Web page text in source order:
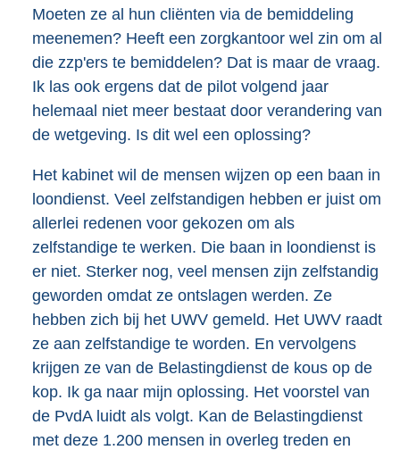
Moeten ze al hun cliënten via de bemiddeling
meenemen? Heeft een zorgkantoor wel zin om al
die zzp'ers te bemiddelen? Dat is maar de vraag.
Ik las ook ergens dat de pilot volgend jaar
helemaal niet meer bestaat door verandering van
de wetgeving. Is dit wel een oplossing?
Het kabinet wil de mensen wijzen op een baan in
loondienst. Veel zelfstandigen hebben er juist om
allerlei redenen voor gekozen om als
zelfstandige te werken. Die baan in loondienst is
er niet. Sterker nog, veel mensen zijn zelfstandig
geworden omdat ze ontslagen werden. Ze
hebben zich bij het UWV gemeld. Het UWV raadt
ze aan zelfstandige te worden. En vervolgens
krijgen ze van de Belastingdienst de kous op de
kop. Ik ga naar mijn oplossing. Het voorstel van
de PvdA luidt als volgt. Kan de Belastingdienst
met deze 1.200 mensen in overleg treden en